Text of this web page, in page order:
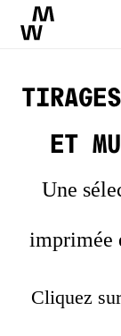
et
Une
imprimée
Cliquez